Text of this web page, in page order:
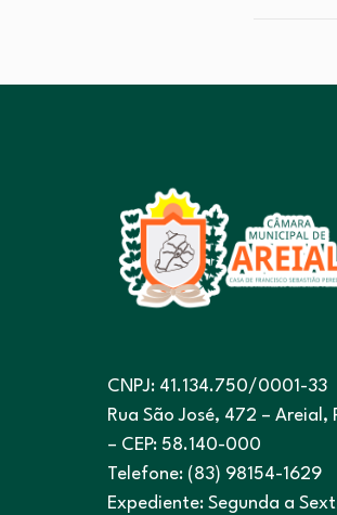
CNPJ: 41.134.750/0001-33
Rua São José, 472 – Areial,
– CEP: 58.140-000
Telefone: (83) 98154-1629
Expediente: Segunda a